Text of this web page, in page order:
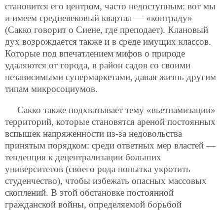
становится его центром, часто недоступным: вот мы
и имеем средневековый квартал — «контраду»
(Сакко говорит о Сиене, где преподает). Клановый
дух возрождается также и в среде имущих классов.
Которые под впечатлением мифов о природе
удаляются от города, в район садов со своими
независимыми супермаркетами, давая жизнь другим
типам микросоциумов.
Сакко также подхватывает тему «вьетнамизации»
территорий, которые становятся ареной постоянных
вспышек напряженности из-за недовольства
принятым порядком: среди ответных мер властей —
тенденция к децентрализации больших
университетов (своего рода попытка укротить
студенчество), чтобы избежать опасных массовых
скоплений. В этой обстановке постоянной
гражданской войны, определяемой борьбой